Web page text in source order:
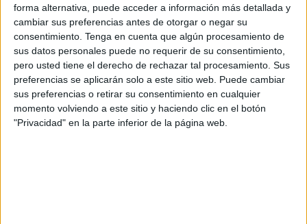
forma alternativa, puede acceder a información más detallada y
cambiar sus preferencias antes de otorgar o negar su
consentimiento. Tenga en cuenta que algún procesamiento de
sus datos personales puede no requerir de su consentimiento,
pero usted tiene el derecho de rechazar tal procesamiento. Sus
preferencias se aplicarán solo a este sitio web. Puede cambiar
sus preferencias o retirar su consentimiento en cualquier
momento volviendo a este sitio y haciendo clic en el botón
"Privacidad" en la parte inferior de la página web.
A lo largo de estas últimas semanas hemos estado
realizandeo desde Orientación Andujar, una serie de
horarios para que se puedan repartir entre los chicos
de la clase con diferentes […]
SEGUIR LEYENDO